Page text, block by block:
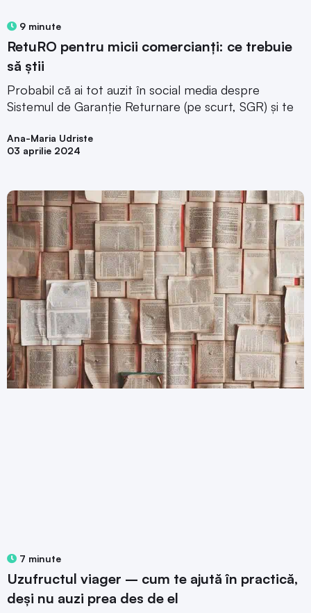
9 minute
RetuRO pentru micii comercianți: ce trebuie
să știi
Probabil că ai tot auzit în social media despre
Sistemul de Garanție Returnare (pe scurt, SGR) și te
Ana-Maria Udriste
03 aprilie 2024
7 minute
Uzufructul viager – cum te ajută în practică,
deși nu auzi prea des de el